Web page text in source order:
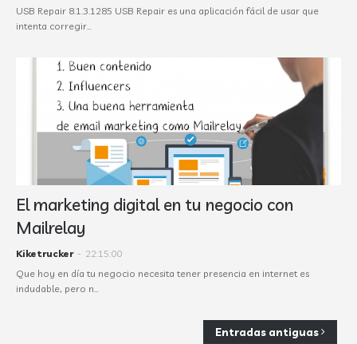
USB Repair 8.1.3.1285 USB Repair es una aplicación fácil de usar que
intenta corregir…
El marketing digital en tu negocio con
Mailrelay
Kiketrucker - 22:15:00
Que hoy en día tu negocio necesita tener presencia en internet es
indudable, pero n…
Entradas antiguas